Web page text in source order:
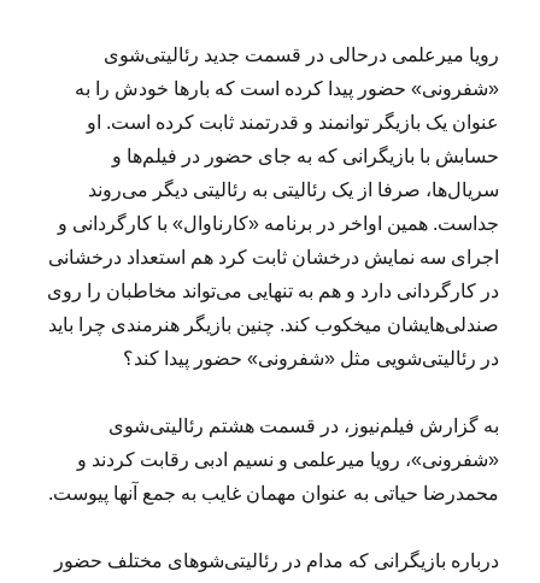
رویا میرعلمی درحالی در قسمت جدید رئالیتی‌شوی
«شفرونی» حضور پیدا کرده است که بارها خودش را به
عنوان یک بازیگر توانمند و قدرتمند ثابت کرده است. او
حسابش با بازیگرانی که به جای حضور در فیلم‌ها و
سریال‌ها، صرفا از یک رئالیتی به رئالیتی دیگر می‌روند
جداست. همین اواخر در برنامه «کارناوال» با کارگردانی و
اجرای سه نمایش درخشان ثابت کرد هم استعداد درخشانی
در کارگردانی دارد و هم به تنهایی می‌تواند مخاطبان را روی
صندلی‌هایشان میخکوب کند. چنین بازیگر هنرمندی چرا باید
در رئالیتی‌شویی مثل «شفرونی» حضور پیدا کند؟
به گزارش فیلم‌نیوز، در قسمت هشتم رئالیتی‌شوی
«شفرونی»، رویا میرعلمی و نسیم ادبی رقابت کردند و
محمدرضا حیاتی به عنوان مهمان غایب به جمع آنها پیوست.
درباره بازیگرانی که مدام در رئالیتی‌شو‌های مختلف حضور